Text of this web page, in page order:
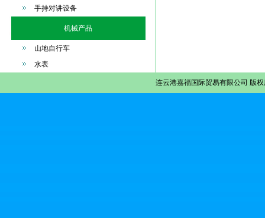
手持对讲设备
机械产品
山地自行车
水表
连云港嘉福国际贸易有限公司 版